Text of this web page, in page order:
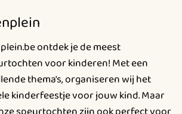
ontdek je de meest
voor kinderen! Met een
thema's, organiseren wij het
kinderfeestje voor jouw kind. Maar